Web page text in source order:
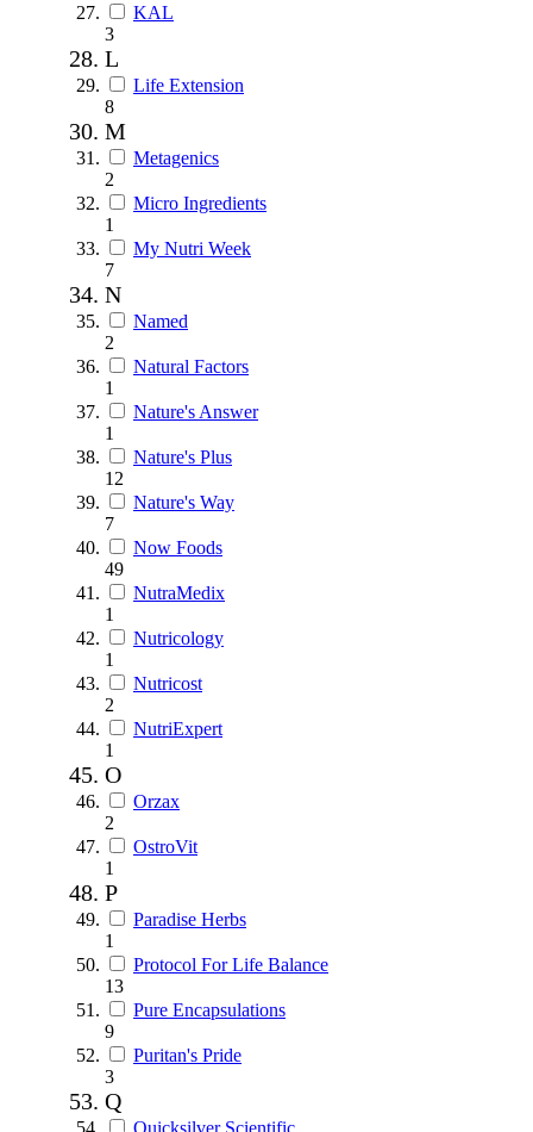
KAL
3
L
Life Extension
8
M
Metagenics
2
Micro Ingredients
1
My Nutri Week
7
N
Named
2
Natural Factors
1
Nature's Answer
1
Nature's Plus
12
Nature's Way
7
Now Foods
49
NutraMedix
1
Nutricology
1
Nutricost
2
NutriExpert
1
O
Orzax
2
OstroVit
1
P
Paradise Herbs
1
Protocol For Life Balance
13
Pure Encapsulations
9
Puritan's Pride
3
Q
Quicksilver Scientific